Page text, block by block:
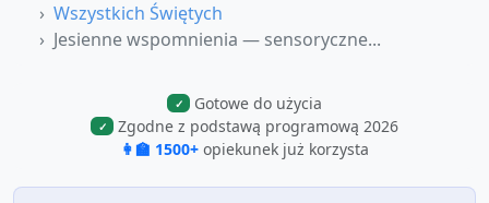
Wszystkich Świętych
Jesienne wspomnienia — sensoryczne...
✓ Gotowe do użycia
✓
Zgodne z podstawą programową 2026
👩‍🏫 1500+ opiekunek już korzysta